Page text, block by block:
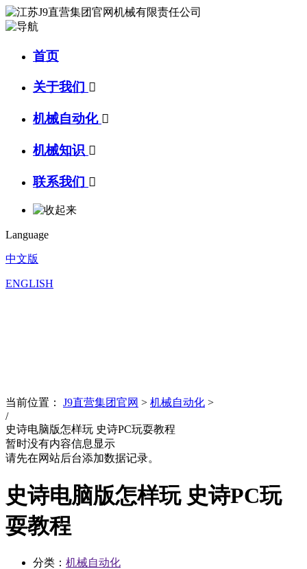
首页
关于我们 
机械自动化 
机械知识 
联系我们 
Language
中文版
ENGLISH
当前位置： J9直营集团官网 > 机械自动化 >
/
史诗电脑版怎样玩 史诗PC玩耍教程
暂时没有内容信息显示
请先在网站后台添加数据记录。
史诗电脑版怎样玩 史诗PC玩
耍教程
分类： 机械自动化